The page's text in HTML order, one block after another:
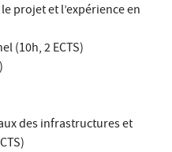
projet et l’expérience en
(10h, 2 ECTS)
des infrastructures et